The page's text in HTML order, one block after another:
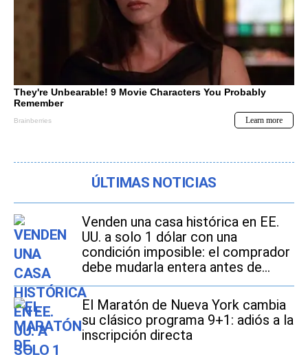
ÚLTIMAS NOTICIAS
Venden una casa histórica en EE.
UU. a solo 1 dólar con una
condición imposible: el comprador
debe mudarla entera antes de
2027
El Maratón de Nueva York cambia
su clásico programa 9+1: adiós a la
inscripción directa